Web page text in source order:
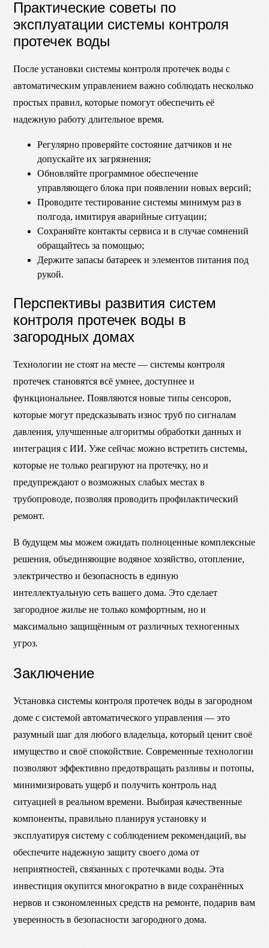
Практические советы по
эксплуатации системы контроля
протечек воды
После установки системы контроля протечек воды с
автоматическим управлением важно соблюдать несколько
простых правил, которые помогут обеспечить её
надежную работу длительное время.
Регулярно проверяйте состояние датчиков и не
допускайте их загрязнения;
Обновляйте программное обеспечение
управляющего блока при появлении новых версий;
Проводите тестирование системы минимум раз в
полгода, имитируя аварийные ситуации;
Сохраняйте контакты сервиса и в случае сомнений
обращайтесь за помощью;
Держите запасы батареек и элементов питания под
рукой.
Перспективы развития систем
контроля протечек воды в
загородных домах
Технологии не стоят на месте — системы контроля
протечек становятся всё умнее, доступнее и
функциональнее. Появляются новые типы сенсоров,
которые могут предсказывать износ труб по сигналам
давления, улучшенные алгоритмы обработки данных и
интеграция с ИИ. Уже сейчас можно встретить системы,
которые не только реагируют на протечку, но и
предупреждают о возможных слабых местах в
трубопроводе, позволяя проводить профилактический
ремонт.
В будущем мы можем ожидать полноценные комплексные
решения, объединяющие водяное хозяйство, отопление,
электричество и безопасность в единую
интеллектуальную сеть вашего дома. Это сделает
загородное жилье не только комфортным, но и
максимально защищённым от различных техногенных
угроз.
Заключение
Установка системы контроля протечек воды в загородном
доме с системой автоматического управления — это
разумный шаг для любого владельца, который ценит своё
имущество и своё спокойствие. Современные технологии
позволяют эффективно предотвращать разливы и потопы,
минимизировать ущерб и получить контроль над
ситуацией в реальном времени. Выбирая качественные
компоненты, правильно планируя установку и
эксплуатируя систему с соблюдением рекомендаций, вы
обеспечите надежную защиту своего дома от
неприятностей, связанных с протечками воды. Эта
инвестиция окупится многократно в виде сохранённых
нервов и сэкономленных средств на ремонте, подарив вам
уверенность в безопасности загородного дома.